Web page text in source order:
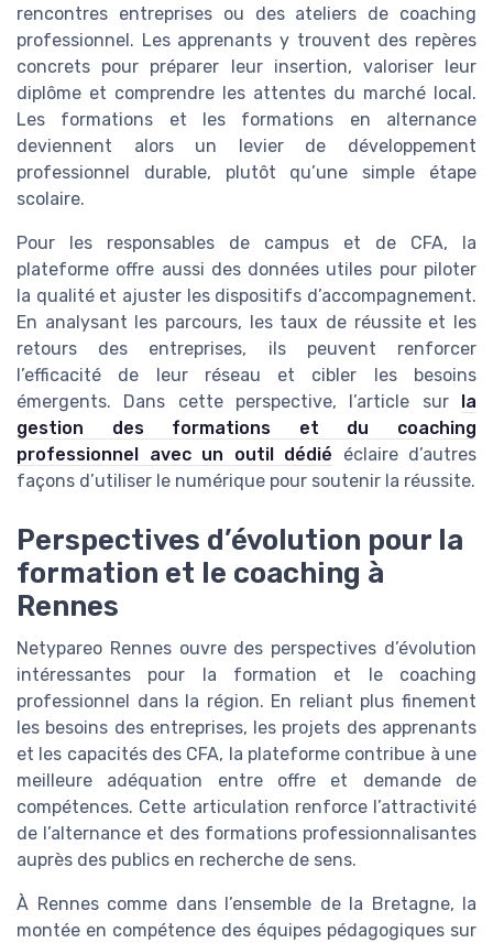
rencontres entreprises ou des ateliers de coaching
professionnel. Les apprenants y trouvent des repères
concrets pour préparer leur insertion, valoriser leur
diplôme et comprendre les attentes du marché local.
Les formations et les formations en alternance
deviennent alors un levier de développement
professionnel durable, plutôt qu’une simple étape
scolaire.
Pour les responsables de campus et de CFA, la
plateforme offre aussi des données utiles pour piloter
la qualité et ajuster les dispositifs d’accompagnement.
En analysant les parcours, les taux de réussite et les
retours des entreprises, ils peuvent renforcer
l’efficacité de leur réseau et cibler les besoins
émergents. Dans cette perspective, l’article sur la
gestion des formations et du coaching
professionnel avec un outil dédié éclaire d’autres
façons d’utiliser le numérique pour soutenir la réussite.
Perspectives d’évolution pour la
formation et le coaching à
Rennes
Netypareo Rennes ouvre des perspectives d’évolution
intéressantes pour la formation et le coaching
professionnel dans la région. En reliant plus finement
les besoins des entreprises, les projets des apprenants
et les capacités des CFA, la plateforme contribue à une
meilleure adéquation entre offre et demande de
compétences. Cette articulation renforce l’attractivité
de l’alternance et des formations professionnalisantes
auprès des publics en recherche de sens.
À Rennes comme dans l’ensemble de la Bretagne, la
montée en compétence des équipes pédagogiques sur